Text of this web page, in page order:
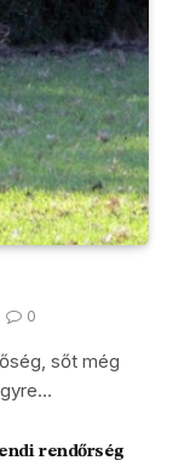
0
sőt még
rendőrség